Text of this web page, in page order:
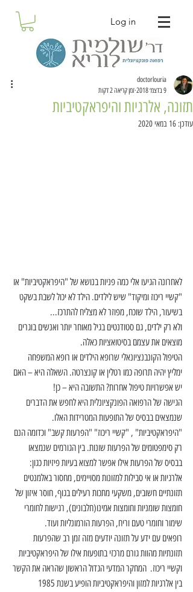
Log in
תזונה, אלרגיות והיפראקטיביות
doctorlouria
9 בדצמ׳ 2018
זמן קריאה 2 דקות
עודכן: 16 במאי 2020
לאחרונה הגיעו אלי כמה פניות בנושא של "היפראקטיביות" או
"קשיי ריכוז ומיקוד" שיש לילדים. הילד לא יכול לשבת בשקט
בשיעור, הילד שוכח, מפוזר לא מצליח להתרכז...
ולא רק ילדים, גם סטודנטים בגיל מאוחר יותר ואנשים בוגרים
מוצאים את עצמם בסיטואציות כאלה.
הטיפול הקונבנציונאלי שרופא הילדים או רופא המשפחה
ימליץ יהיה תרופה כמו רטלין או קונצרטה. השאלה היא – האם
יש אפשרויות טיפול אחרות? התשובה היא – כן!
הגישה של הרפואה הפונקציונלית היא לחפש את הדברים
שנמצאים בבסיס של התופעות המטרידות האלו.
"היפראקטיביות" , "קשיי ריכוז" "הפרעות קשב" וכדומה הנם
רק סימפטומים של הפרעות שונות. בין הגורמים שנמצאו
בבסיס של הפרעות אילו אפשר למצוא בעיות פיזיות כגון:
אלרגיות או אי סבילות למזונות מסויימים, מחסור באלמנטים
תזונתיים חשובים, משקעי מתכות רעילים בגוף, חוסר איזון של
חומצות שומניות וחומצות אמינו(חלבונים), רגישות לחומרי
שימור וחומרי טעם וריח, הפרעות הורמונליות ועוד.
רופאים עם ידע על תזונה יודעים מזה זמן רב שהפרעות
תזונתיות מהוות גורם מרכזי בתופעות אילו של היפראקטיביות
וקשיי ריכוז.  המחקר המדעי הגדול הראשון שהראה את הקשר